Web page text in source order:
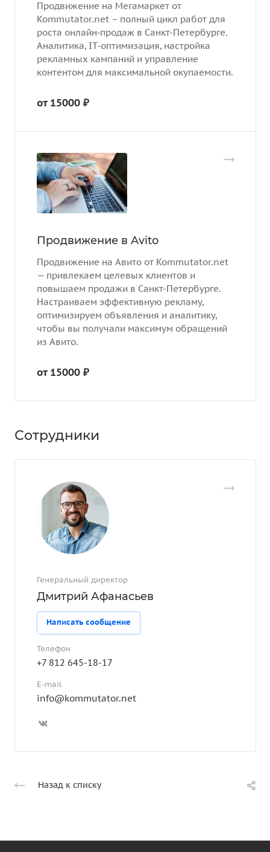
Продвижение на Мегамаркет от
Kommutator.net – полный цикл работ для
роста онлайн‑продаж в Санкт-Петербурге.
Аналитика, IT‑оптимизация, настройка
рекламных кампаний и управление
контентом для максимальной окупаемости.
от 15000 ₽
Продвижение в Avito
Продвижение на Авито от Kommutator.net
— привлекаем целевых клиентов и
повышаем продажи в Санкт-Петербурге.
Настраиваем эффективную рекламу,
оптимизируем объявления и аналитику,
чтобы вы получали максимум обращений
из Авито.
от 15000 ₽
Сотрудники
Генеральный директор
Дмитрий Афанасьев
Написать сообщение
Телефон
+7 812 645-18-17
E-mail
info@kommutator.net
Назад к списку